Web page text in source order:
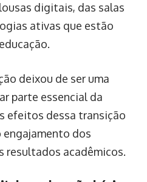
digitais, das salas
ativas que estão
deixou de ser uma
parte essencial da
efeitos dessa transição
dos
resultados acadêmicos.